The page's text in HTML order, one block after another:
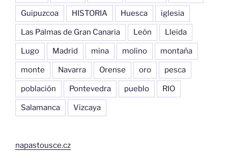
Guipuzcoa HISTORIA Huesca iglesia
Las Palmas de Gran Canaria León Lleida
Lugo Madrid mina molino montaña
monte Navarra Orense oro pesca
población Pontevedra pueblo RIO
Salamanca Vizcaya
napastousce.cz